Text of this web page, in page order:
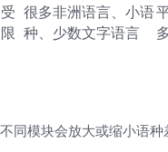
受
限
很多非洲语言、小语
种、少数文字语言
不同模块会放大或缩小语种